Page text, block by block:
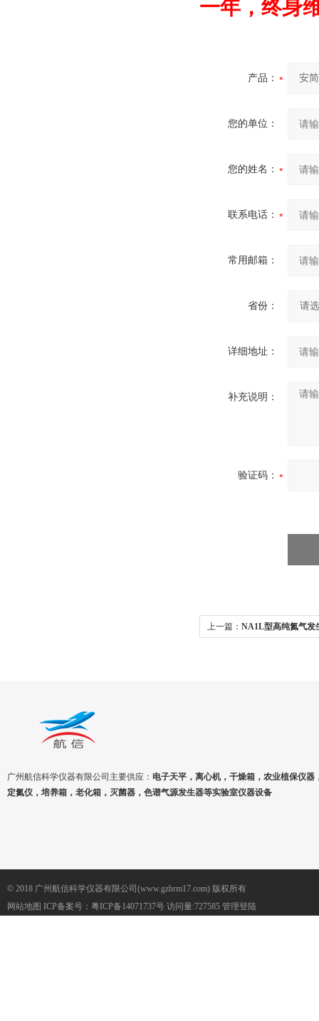
一年，终身
产品：
您的单位：
您的姓名：
联系电话：
常用邮箱：
省份：
详细地址：
补充说明：
验证码：
上一篇： NA1L型高纯氮气发
广州航信科学仪器有限公司主要供应： 电子天平，离心机，干燥箱，农业植保仪器
定氮仪，培养箱，老化箱，灭菌器，色谱气源发生器等实验室仪器设备
© 2018 广州航信科学仪器有限公司(www.gzhrm17.com) 版权所有
网站地图 ICP备案号： 粤ICP备14071737号 访问量:727585 管理登陆